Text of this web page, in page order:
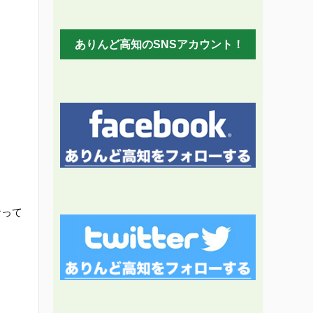
て
ありんど高知のSNSアカウント！